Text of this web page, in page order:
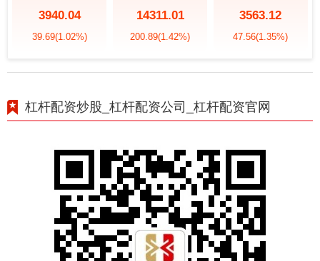
3940.04
39.69(1.02%)
14311.01
200.89(1.42%)
3563.12
47.56(1.35%)
杠杆配资炒股_杠杆配资公司_杠杆配资官网